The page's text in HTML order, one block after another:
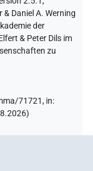
Daniel A. Werning
der
& Peter Dils im
zu
71721, in:
)